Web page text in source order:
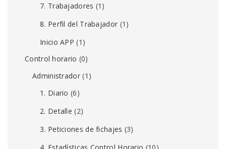
7. Trabajadores (1)
8. Perfil del Trabajador (1)
Inicio APP (1)
Control horario (0)
Administrador(1)
1. Diario (6)
2. Detalle (2)
3. Peticiones de fichajes (3)